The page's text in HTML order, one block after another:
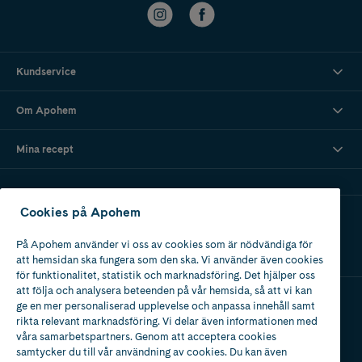
Kundservice
Om Apohem
Mina recept
Ladda ner vår app
Apotek med tillstånd
av Läkemedelsverket
Cookies på Apohem
På Apohem använder vi oss av cookies som är nödvändiga för
att hemsidan ska fungera som den ska. Vi använder även cookies
för funktionalitet, statistik och marknadsföring. Det hjälper oss
att följa och analysera beteenden på vår hemsida, så att vi kan
ge en mer personaliserad upplevelse och anpassa innehåll samt
rikta relevant marknadsföring. Vi delar även informationen med
våra samarbetspartners. Genom att acceptera cookies
samtycker du till vår användning av cookies. Du kan även